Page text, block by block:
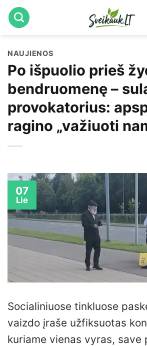
Skip
to
NAUJIENOS
Po išpuolio prieš
bendruomenę –
provokatorius:
ragino „važiuoti
07
Lie
Socialiniuose tinkluose
vaizdo įraše užfiksuotas
kuriame vienas vyras, save